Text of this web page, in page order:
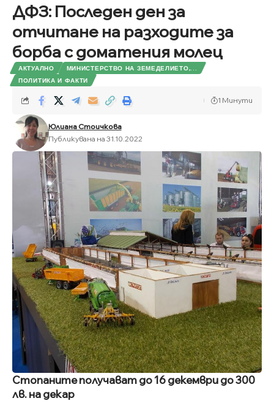
ДФЗ: Последен ден за
отчитане на разходите за
борба с доматения молец
АКТУАЛНО
МИНИСТЕРСТВО НА ЗЕМЕДЕЛИЕТО,...
ПОЛИТИКА И ФАКТИ
Юлиана Стоичкова
Публикувана на 31.10.2022
1 Минути
Стопаните получават до 16 декември до 300
лв. на декар